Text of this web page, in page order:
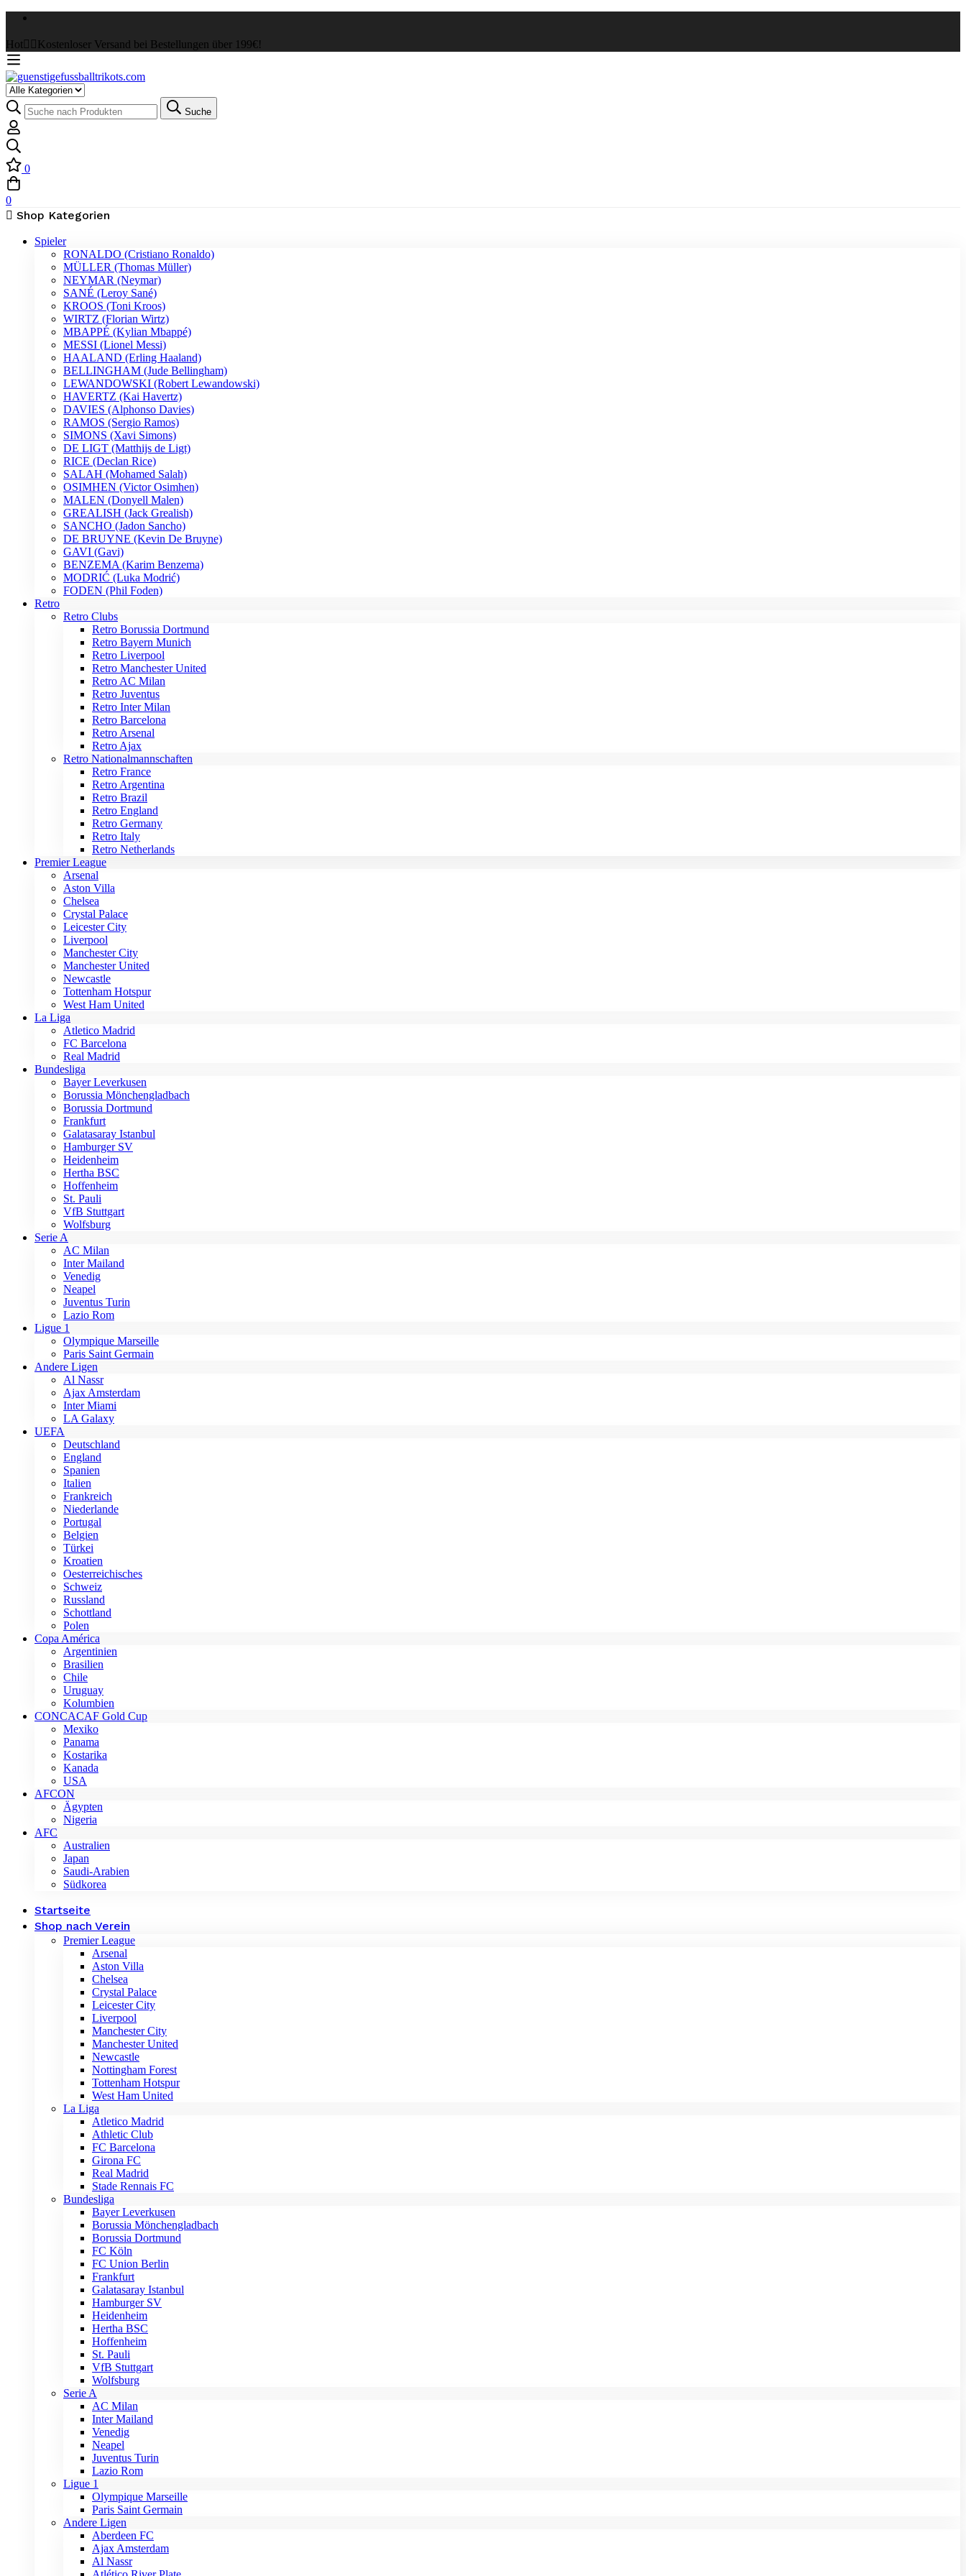
Hot ✌🏼Kostenloser Versand bei Bestellungen über 199€!
Select
a
Category
Suche
nach:
Suche
0
0
Shop Kategorien
Spieler
RONALDO (Cristiano Ronaldo)
MÜLLER (Thomas Müller)
NEYMAR (Neymar)
SANÉ (Leroy Sané)
KROOS (Toni Kroos)
WIRTZ (Florian Wirtz)
MBAPPÉ (Kylian Mbappé)
MESSI (Lionel Messi)
HAALAND (Erling Haaland)
BELLINGHAM (Jude Bellingham)
LEWANDOWSKI (Robert Lewandowski)
HAVERTZ (Kai Havertz)
DAVIES (Alphonso Davies)
RAMOS (Sergio Ramos)
SIMONS (Xavi Simons)
DE LIGT (Matthijs de Ligt)
RICE (Declan Rice)
SALAH (Mohamed Salah)
OSIMHEN (Victor Osimhen)
MALEN (Donyell Malen)
GREALISH (Jack Grealish)
SANCHO (Jadon Sancho)
DE BRUYNE (Kevin De Bruyne)
GAVI (Gavi)
BENZEMA (Karim Benzema)
MODRIĆ (Luka Modrić)
FODEN (Phil Foden)
Retro
Retro Clubs
Retro Borussia Dortmund
Retro Bayern Munich
Retro Liverpool
Retro Manchester United
Retro AC Milan
Retro Juventus
Retro Inter Milan
Retro Barcelona
Retro Arsenal
Retro Ajax
Retro Nationalmannschaften
Retro France
Retro Argentina
Retro Brazil
Retro England
Retro Germany
Retro Italy
Retro Netherlands
Premier League
Arsenal
Aston Villa
Chelsea
Crystal Palace
Leicester City
Liverpool
Manchester City
Manchester United
Newcastle
Tottenham Hotspur
West Ham United
La Liga
Atletico Madrid
FC Barcelona
Real Madrid
Bundesliga
Bayer Leverkusen
Borussia Mönchengladbach
Borussia Dortmund
Frankfurt
Galatasaray Istanbul
Hamburger SV
Heidenheim
Hertha BSC
Hoffenheim
St. Pauli
VfB Stuttgart
Wolfsburg
Serie A
AC Milan
Inter Mailand
Venedig
Neapel
Juventus Turin
Lazio Rom
Ligue 1
Olympique Marseille
Paris Saint Germain
Andere Ligen
Al Nassr
Ajax Amsterdam
Inter Miami
LA Galaxy
UEFA
Deutschland
England
Spanien
Italien
Frankreich
Niederlande
Portugal
Belgien
Türkei
Kroatien
Oesterreichisches
Schweiz
Russland
Schottland
Polen
Copa América
Argentinien
Brasilien
Chile
Uruguay
Kolumbien
CONCACAF Gold Cup
Mexiko
Panama
Kostarika
Kanada
USA
AFCON
Ägypten
Nigeria
AFC
Australien
Japan
Saudi-Arabien
Südkorea
Startseite
Shop nach Verein
Premier League
Arsenal
Aston Villa
Chelsea
Crystal Palace
Leicester City
Liverpool
Manchester City
Manchester United
Newcastle
Nottingham Forest
Tottenham Hotspur
West Ham United
La Liga
Atletico Madrid
Athletic Club
FC Barcelona
Girona FC
Real Madrid
Stade Rennais FC
Bundesliga
Bayer Leverkusen
Borussia Mönchengladbach
Borussia Dortmund
FC Köln
FC Union Berlin
Frankfurt
Galatasaray Istanbul
Hamburger SV
Heidenheim
Hertha BSC
Hoffenheim
St. Pauli
VfB Stuttgart
Wolfsburg
Serie A
AC Milan
Inter Mailand
Venedig
Neapel
Juventus Turin
Lazio Rom
Ligue 1
Olympique Marseille
Paris Saint Germain
Andere Ligen
Aberdeen FC
Ajax Amsterdam
Al Nassr